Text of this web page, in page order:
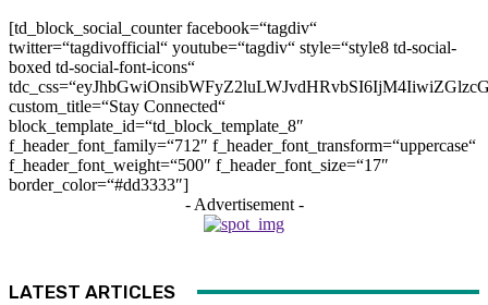
[td_block_social_counter facebook=“tagdiv“
twitter=“tagdivofficial“ youtube=“tagdiv“ style=“style8 td-social-
boxed td-social-font-icons“
custom_title=“Stay Connected“
block_template_id=“td_block_template_8″
f_header_font_family=“712″ f_header_font_transform=“uppercase“
f_header_font_weight=“500″ f_header_font_size=“17″
border_color=“#dd3333″]
- Advertisement -
LATEST ARTICLES